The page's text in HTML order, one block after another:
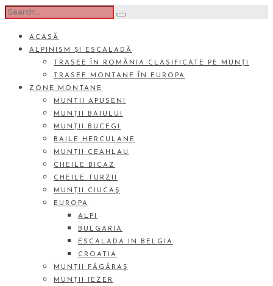
ACASĂ
ALPINISM ȘI ESCALADĂ
TRASEE ÎN ROMÂNIA CLASIFICATE PE MUNȚI
TRASEE MONTANE ÎN EUROPA
ZONE MONTANE
MUNTII APUSENI
MUNȚII BAIULUI
MUNȚII BUCEGI
BAILE HERCULANE
MUNȚII CEAHLAU
CHEILE BICAZ
CHEILE TURZII
MUNȚII CIUCAŞ
EUROPA
ALPI
BULGARIA
ESCALADA IN BELGIA
CROATIA
MUNȚII FĂGĂRAŞ
MUNȚII IEZER